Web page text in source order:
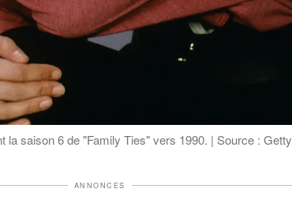
la saison 6 de "Family Ties" vers 1990. | Source : Getty
ANNONCES